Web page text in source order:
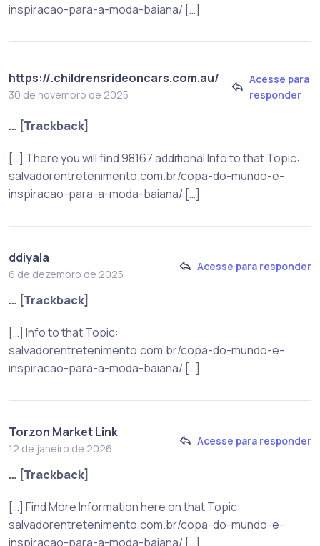
inspiracao-para-a-moda-baiana/ […]
https://.childrensrideoncars.com.au/
30 de novembro de 2025
Acesse para
responder
… [Trackback]
[…] There you will find 98167 additional Info to that Topic:
salvadorentretenimento.com.br/copa-do-mundo-e-
inspiracao-para-a-moda-baiana/ […]
ddiyala
6 de dezembro de 2025
Acesse para responder
… [Trackback]
[…] Info to that Topic:
salvadorentretenimento.com.br/copa-do-mundo-e-
inspiracao-para-a-moda-baiana/ […]
Torzon Market Link
12 de janeiro de 2026
Acesse para responder
… [Trackback]
[…] Find More Information here on that Topic:
salvadorentretenimento.com.br/copa-do-mundo-e-
inspiracao-para-a-moda-baiana/ […]